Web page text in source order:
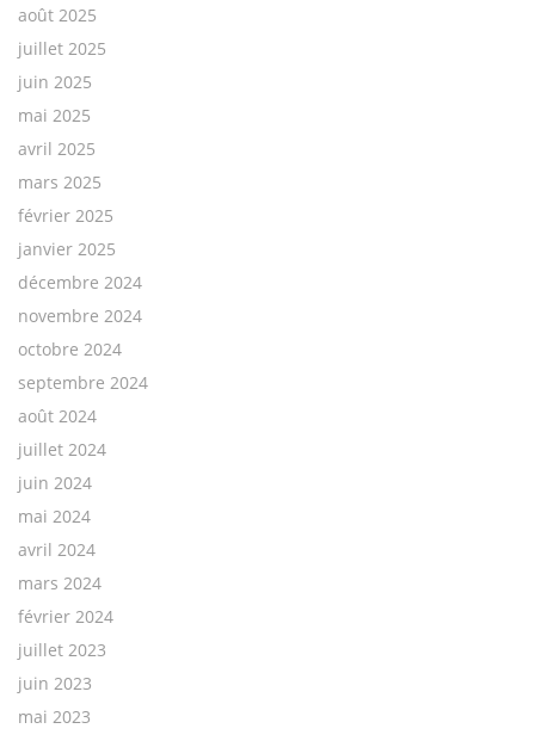
août 2025
juillet 2025
juin 2025
mai 2025
avril 2025
mars 2025
février 2025
janvier 2025
décembre 2024
novembre 2024
octobre 2024
septembre 2024
août 2024
juillet 2024
juin 2024
mai 2024
avril 2024
mars 2024
février 2024
juillet 2023
juin 2023
mai 2023